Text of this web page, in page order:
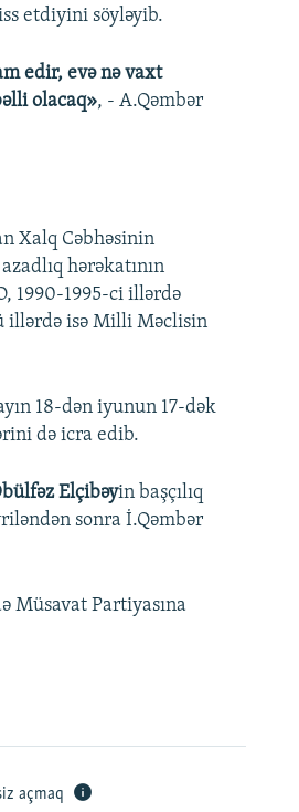
etdiyini söyləyib.
edir, evə nə vaxt
olacaq», - A.Qəmbər
Xalq Cəbhəsinin
hərəkatının
1990-1995-ci illərdə
illərdə isə Milli Məclisin
18-dən iyunun 17-dək
də icra edib.
Elçibəyin başçılıq
sonra İ.Qəmbər
Müsavat Partiyasına
açmaq